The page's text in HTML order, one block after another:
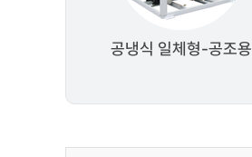
공냉식 일체형-공조용